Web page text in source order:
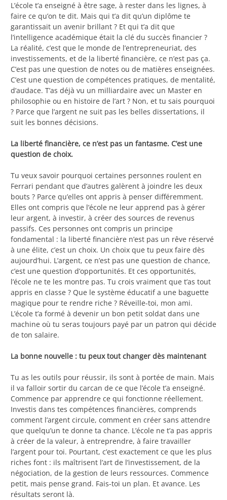
L’école t’a enseigné à être sage, à rester dans les lignes, à
faire ce qu’on te dit. Mais qui t’a dit qu’un diplôme te
garantissait un avenir brillant ? Et qui t’a dit que
l’intelligence académique était la clé du succès financier ?
La réalité, c’est que le monde de l’entrepreneuriat, des
investissements, et de la liberté financière, ce n’est pas ça.
C’est pas une question de notes ou de matières enseignées.
C’est une question de compétences pratiques, de mentalité,
d’audace. T’as déjà vu un milliardaire avec un Master en
philosophie ou en histoire de l’art ? Non, et tu sais pourquoi
? Parce que l’argent ne suit pas les belles dissertations, il
suit les bonnes décisions.
La liberté financière, ce n’est pas un fantasme. C’est une
question de choix.
Tu veux savoir pourquoi certaines personnes roulent en
Ferrari pendant que d’autres galèrent à joindre les deux
bouts ? Parce qu’elles ont appris à penser différemment.
Elles ont compris que l’école ne leur apprend pas à gérer
leur argent, à investir, à créer des sources de revenus
passifs. Ces personnes ont compris un principe
fondamental : la liberté financière n’est pas un rêve réservé
à une élite, c’est un choix. Un choix que tu peux faire dès
aujourd’hui. L’argent, ce n’est pas une question de chance,
c’est une question d’opportunités. Et ces opportunités,
l’école ne te les montre pas. Tu crois vraiment que t’as tout
appris en classe ? Que le système éducatif a une baguette
magique pour te rendre riche ? Réveille-toi, mon ami.
L’école t’a formé à devenir un bon petit soldat dans une
machine où tu seras toujours payé par un patron qui décide
de ton salaire.
La bonne nouvelle : tu peux tout changer dès maintenant
Tu as les outils pour réussir, ils sont à portée de main. Mais
il va falloir sortir du carcan de ce que l’école t’a enseigné.
Commence par apprendre ce qui fonctionne réellement.
Investis dans tes compétences financières, comprends
comment l’argent circule, comment en créer sans attendre
que quelqu’un te donne ta chance. L’école ne t’a pas appris
à créer de la valeur, à entreprendre, à faire travailler
l’argent pour toi. Pourtant, c’est exactement ce que les plus
riches font : ils maîtrisent l’art de l’investissement, de la
négociation, de la gestion de leurs ressources. Commence
petit, mais pense grand. Fais-toi un plan. Et avance. Les
résultats seront là.